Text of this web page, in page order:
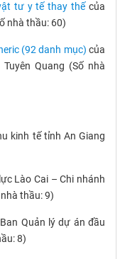
tư y tế thay thếcủa
nhà thầu: 60)
(92 danh mục) của
Quang (Số nhà
kinh tế tỉnh An Giang
Lào Cai – Chi nhánh
thầu: 9)
Quản lý dự án đầu
8)